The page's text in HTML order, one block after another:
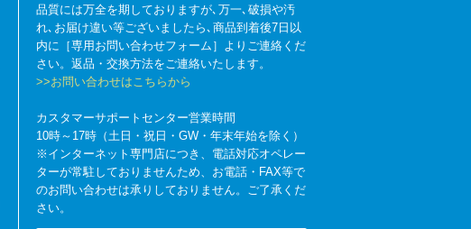
品質には万全を期しておりますが､万一､破損や汚
れ､お届け違い等ございましたら､商品到着後7日以
内に［専用お問い合わせフォーム］よりご連絡くだ
さい。返品・交換方法をご連絡いたします。
>>お問い合わせはこちらから
カスタマーサポートセンター営業時間
10時～17時（土日・祝日・GW・年末年始を除く）
※インターネット専門店につき、電話対応オペレー
ターが常駐しておりませんため、お電話・FAX等で
のお問い合わせは承りしておりません。ご了承くだ
さい。